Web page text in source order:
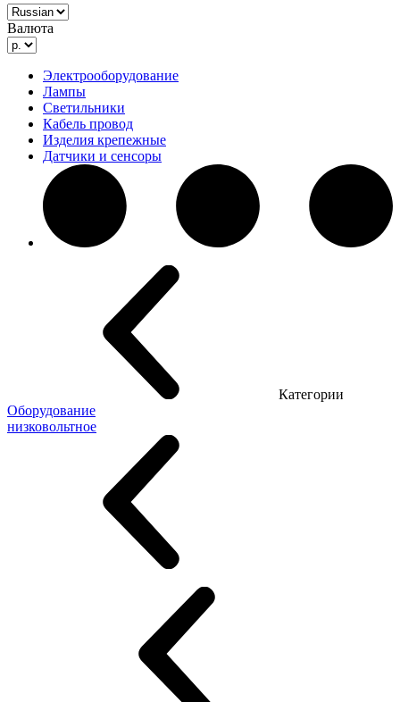
Валюта
Электрооборудование
Лампы
Светильники
Кабель провод
Изделия крепежные
Датчики и сенсоры
Категории
Оборудование
низковольтное